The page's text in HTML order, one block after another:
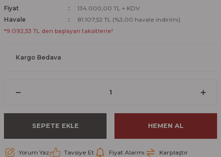
Fiyat
134.000,00 TL + KDV
Havale
81.107,52 TL (%3,00 havale indirimi)
*9.092,53 TL den başlayan taksitlerle!
Kargo Bedava
SEPETE EKLE HEMEN AL
Yorum Yaz Tavsiye Et Fiyat Alarmı Karşılaştır